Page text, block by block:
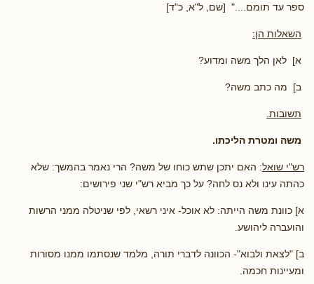
ספר עד תומם...." [שם, ל"א, כ"ד]
השאלות הן:
א] לאן הלך משה ומדוע?
ב] מה כתב משה?
תשובות.
משה ומטרת הליכתו.
רש"י שואל: האם יתכן שתש כוחו של משה? הרי נאמר בהמשך: שלא
כהתה עינו ולא נס לחה? על כך מביא רש"י שני פירושים:
א] כוונת משה הייתה: לא אוכל- איני רשאי, לפי שניטלה ממני הרשות
והועברה ליהושע.
ב] "לצאת ולבוא"- הכוונה לדברי תורה, מלמד שנסתמו ממנו מסורות
ומעיינות חכמה.